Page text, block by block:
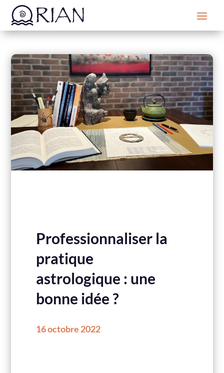
Professionnaliser la
pratique
astrologique : une
bonne idée ?
16 octobre 2022